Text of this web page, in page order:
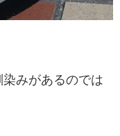
みがあるのでは